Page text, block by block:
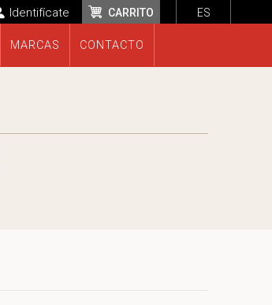
ES
CARRITO
Identifícate
MARCAS CONTACTO